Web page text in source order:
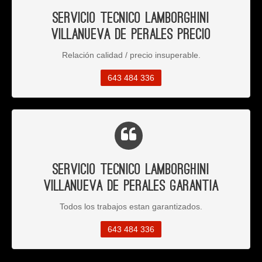
Servicio Tecnico Lamborghini
Villanueva de Perales Precio
Relación calidad / precio insuperable.
643 484 336
Servicio Tecnico Lamborghini
Villanueva de Perales Garantia
Todos los trabajos estan garantizados.
643 484 336